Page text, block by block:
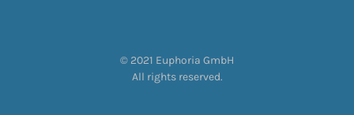
© 2021 Euphoria GmbH
All rights reserved.